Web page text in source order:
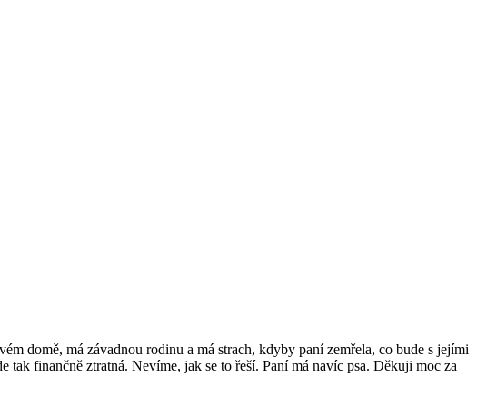
domě, má závadnou rodinu a má strach, kdyby paní zemřela, co bude s jejími
tak finančně ztratná. Nevíme, jak se to řeší. Paní má navíc psa. Děkuji moc za